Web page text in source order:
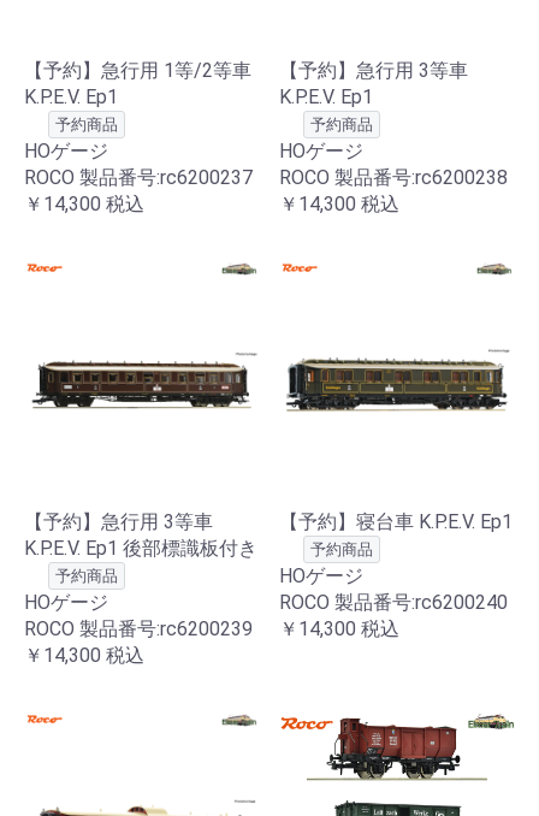
【予約】急行用 1等/2等車
K.P.E.V. Ep1
予約商品
HOゲージ
ROCO 製品番号:rc6200237
￥14,300 税込
【予約】急行用 3等車
K.P.E.V. Ep1
予約商品
HOゲージ
ROCO 製品番号:rc6200238
￥14,300 税込
【予約】急行用 3等車
K.P.E.V. Ep1 後部標識板付き
予約商品
HOゲージ
ROCO 製品番号:rc6200239
￥14,300 税込
【予約】寝台車 K.P.E.V. Ep1
予約商品
HOゲージ
ROCO 製品番号:rc6200240
￥14,300 税込